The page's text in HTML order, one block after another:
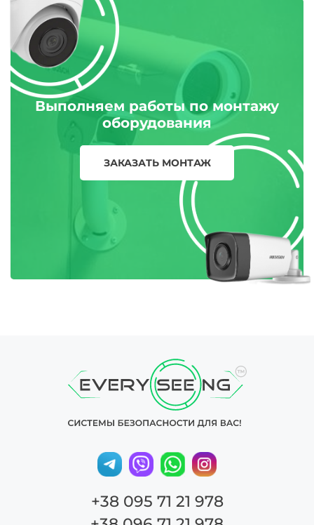
Выполняем работы по монтажу
оборудования
ЗАКАЗАТЬ МОНТАЖ
+38 095 71 21 978